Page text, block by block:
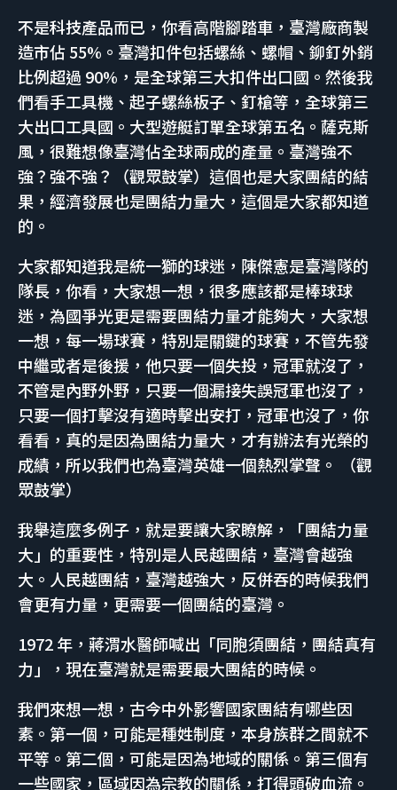
不是科技產品而已，你看高階腳踏車，臺灣廠商製
造市佔 55%。臺灣扣件包括螺絲、螺帽、鉚釘外銷
比例超過 90%，是全球第三大扣件出口國。然後我
們看手工具機、起子螺絲板子、釘槍等，全球第三
大出口工具國。大型遊艇訂單全球第五名。薩克斯
風，很難想像臺灣佔全球兩成的產量。臺灣強不
強？強不強？（觀眾鼓掌）這個也是大家團結的結
果，經濟發展也是團結力量大，這個是大家都知道
的。
大家都知道我是統一獅的球迷，陳傑憲是臺灣隊的
隊長，你看，大家想一想，很多應該都是棒球球
迷，為國爭光更是需要團結力量才能夠大，大家想
一想，每一場球賽，特別是關鍵的球賽，不管先發
中繼或者是後援，他只要一個失投，冠軍就沒了，
不管是內野外野，只要一個漏接失誤冠軍也沒了，
只要一個打擊沒有適時擊出安打，冠軍也沒了，你
看看，真的是因為團結力量大，才有辦法有光榮的
成績，所以我們也為臺灣英雄一個熱烈掌聲。 （觀
眾鼓掌）
我舉這麼多例子，就是要讓大家瞭解，「團結力量
大」的重要性，特別是人民越團結，臺灣會越強
大。人民越團結，臺灣越強大，反併吞的時候我們
會更有力量，更需要一個團結的臺灣。
1972 年，蔣渭水醫師喊出「同胞須團結，團結真有
力」，現在臺灣就是需要最大團結的時候。
我們來想一想，古今中外影響國家團結有哪些因
素。第一個，可能是種姓制度，本身族群之間就不
平等。第二個，可能是因為地域的關係。第三個有
一些國家，區域因為宗教的關係，打得頭破血流。